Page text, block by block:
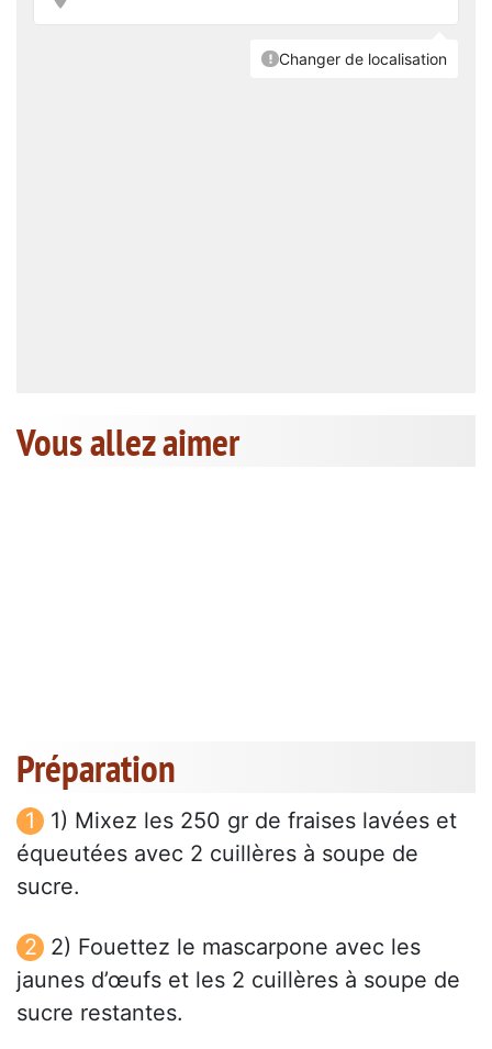
Vous allez aimer
Préparation
1) Mixez les 250 gr de fraises lavées et
équeutées avec 2 cuillères à soupe de
sucre.
2) Fouettez le mascarpone avec les
jaunes d’œufs et les 2 cuillères à soupe de
sucre restantes.